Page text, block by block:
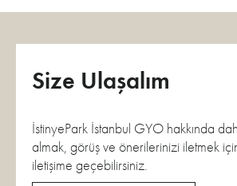
Size Ulaşalım
İstinyePark İstanbul GYO hakkında
almak, görüş ve önerilerinizi iletmek
iletişime geçebilirsiniz.